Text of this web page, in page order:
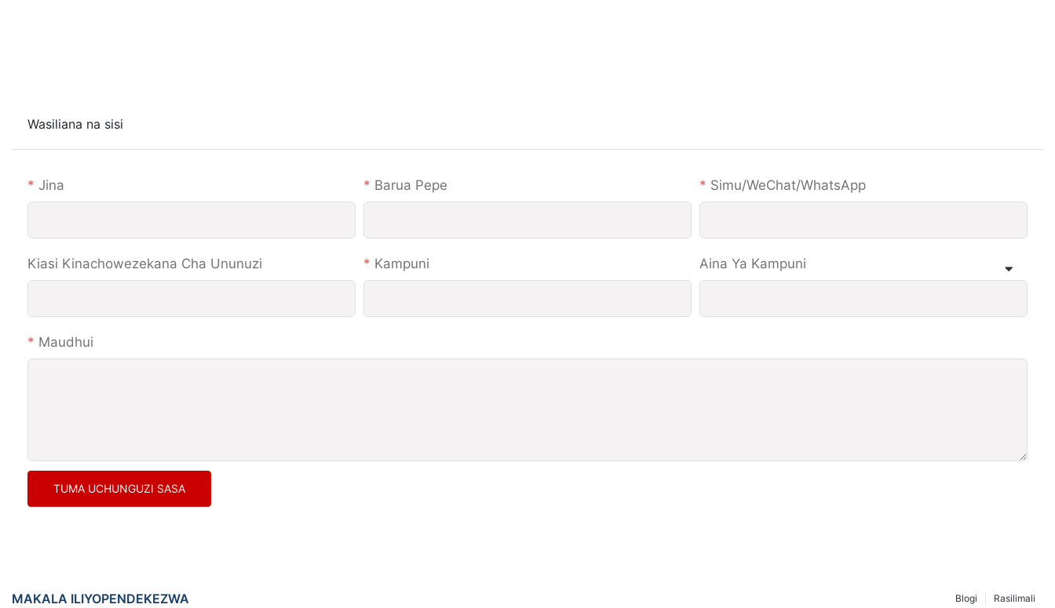
Wasiliana na sisi
Jina Barua Pepe Simu/WeChat/WhatsApp
Kiasi Kinachowezekana Cha Ununuzi Kampuni Aina Ya Kampuni
Maudhui
TUMA UCHUNGUZI SASA
MAKALA ILIYOPENDEKEZWA Rasilimali
Blogi